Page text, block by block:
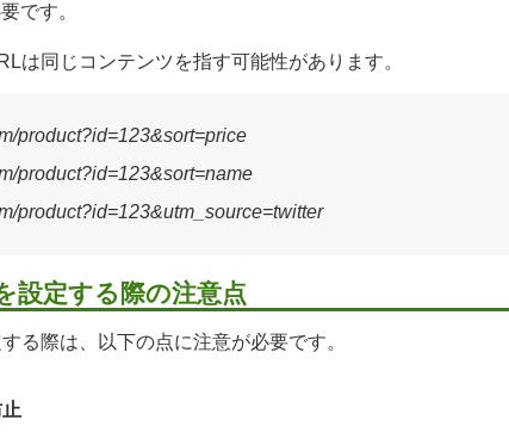
です。
は同じコンテンツを指す可能性があります。
product?id=123&sort=price
product?id=123&sort=name
product?id=123&utm_source=twitter
設定する際の注意点
る際は、以下の点に注意が必要です。